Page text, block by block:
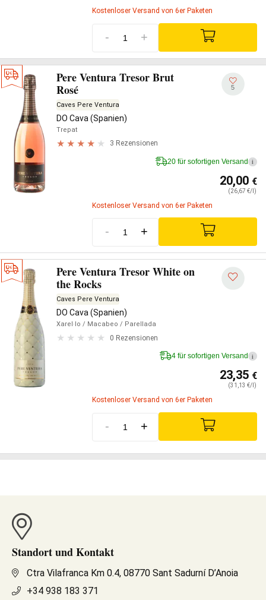
Kostenloser Versand von 6er Paketen
- +
Pere Ventura Tresor Brut
Rosé
Caves Pere Ventura
DO Cava (Spanien)
Trepat
3 Rezensionen
5
20 für sofortigen Versand i
20,00 €
(26,67 €/l)
Kostenloser Versand von 6er Paketen
- +
Pere Ventura Tresor White on
the Rocks
Caves Pere Ventura
DO Cava (Spanien)
Xarel·lo / Macabeo / Parellada
0 Rezensionen
4 für sofortigen Versand i
23,35 €
(31,13 €/l)
Kostenloser Versand von 6er Paketen
- +
Standort und Kontakt
Ctra Vilafranca Km 0.4, 08770 Sant Sadurní D’Anoia
+34 938 183 371